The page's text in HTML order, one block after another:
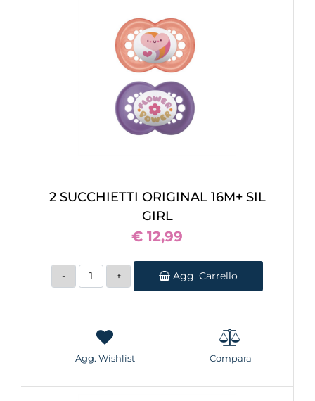
2 SUCCHIETTI ORIGINAL 16M+ SIL
GIRL
€ 12,99
Quantità
Agg. Carrello
Agg. Wishlist Compara